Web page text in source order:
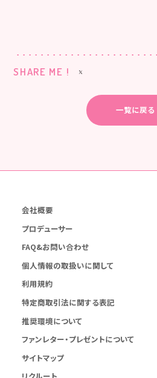
SHARE ME !
一覧に戻る
会社概要
プロデューサー
FAQ&お問い合わせ
個人情報の取扱いに関して
利用規約
特定商取引法に関する表記
推奨環境について
ファンレター・プレゼントについて
サイトマップ